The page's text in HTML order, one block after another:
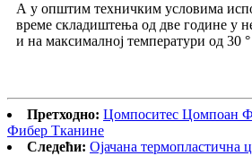
А у општим техничким условима
време складиштења од две године у
и на максималној температури од 30
Претходно: Цомпоситес Цомпоан
Фибер Тканине
Следећи: Ојачана термопластична